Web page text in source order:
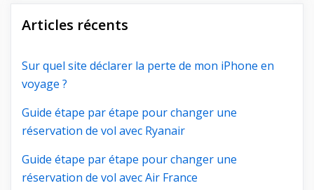
Articles récents
Sur quel site déclarer la perte de mon iPhone en
voyage ?
Guide étape par étape pour changer une
réservation de vol avec Ryanair
Guide étape par étape pour changer une
réservation de vol avec Air France